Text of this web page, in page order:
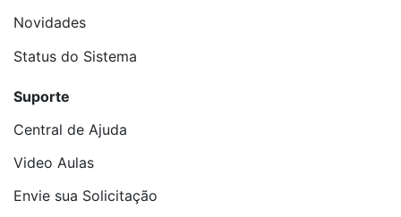
Novidades
Status do Sistema
Suporte
Central de Ajuda
Video Aulas
Envie sua Solicitação